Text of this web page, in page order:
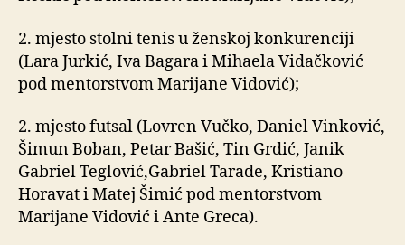
2. mjesto stolni tenis u ženskoj konkurenciji
(Lara Jurkić, Iva Bagara i Mihaela Vidačković
pod mentorstvom Marijane Vidović);
2. mjesto futsal (Lovren Vučko, Daniel Vinković,
Šimun Boban, Petar Bašić, Tin Grdić, Janik
Gabriel Teglović,Gabriel Tarade, Kristiano
Horavat i Matej Šimić pod mentorstvom
Marijane Vidović i Ante Greca).